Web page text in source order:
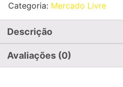
Categoria: Mercado Livre
Descrição
Avaliações (0)